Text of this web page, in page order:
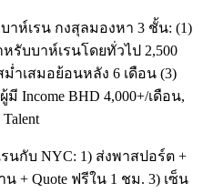
าห์เรน กงสุลมองหา 3 ชั้น: (1)
บบาห์เรนโดยทั่วไป 2,500
ำเสมอย้อนหลัง 6 เดือน (3)
Income BHD 4,000+/เดือน,
นกับ NYC: 1) ส่งพาสปอร์ต +
+ Quote ฟรีใน 1 ชม. 3) เซ็น